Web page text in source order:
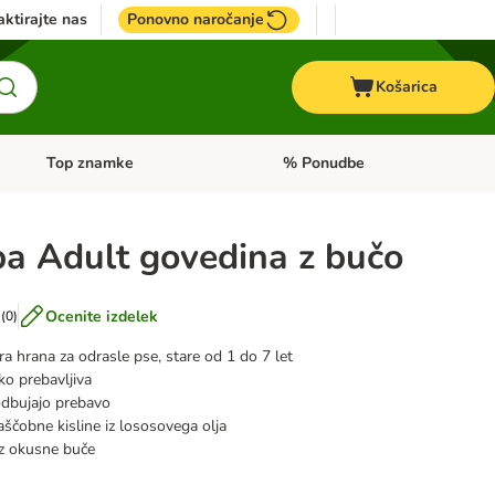
nas Ponovno naročanje
Košarica
Odprite meni kategorij: Dietna hrana
Top znamke Odprite meni kategorij: Top
% Ponudbe
Adult govedina z bučo
(0)
Ocenite izdelek
hrana za odrasle pse, stare od 1 do 7 let
prebavljiva
prebavo
kisline iz lososovega olja
okusne buče